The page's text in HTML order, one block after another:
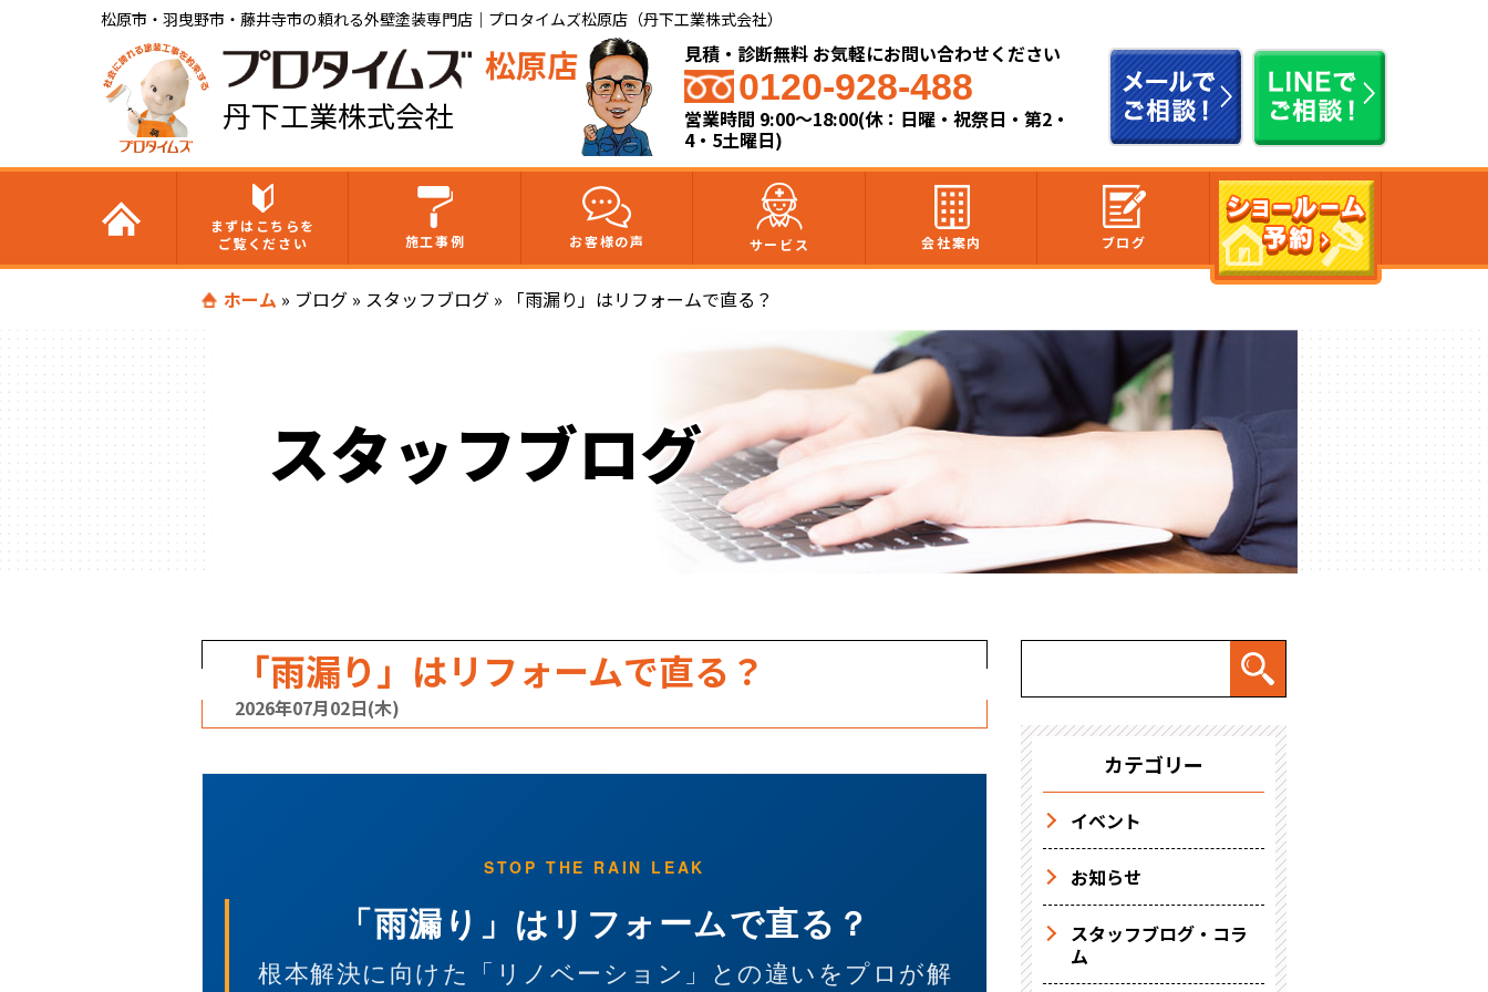
松原市・羽曳野市・藤井寺市の頼れる外壁塗装専門店｜プロタイムズ松原店（丹下工業株式会社）
松原店
丹下工業株式会社
見積・診断無料 お気軽にお問い合わせください
0120-928-488
営業時間 9:00～18:00(休：日曜・祝祭日・第2・
4・5土曜日)
まずはこちらを
ご覧ください
施工事例 お客様の声 サービス 会社案内 ブログ
ホーム » ブログ » スタッフブログ » 「雨漏り」はリフォームで直る？
スタッフブログ
「雨漏り」はリフォームで直る？
2026年07月02日(木)
STOP THE RAIN LEAK
「雨漏り」はリフォームで直る？
根本解決に向けた「リノベーション」との違いをプロが解
カテゴリー
イベント
お知らせ
スタッフブログ・コラ
ム